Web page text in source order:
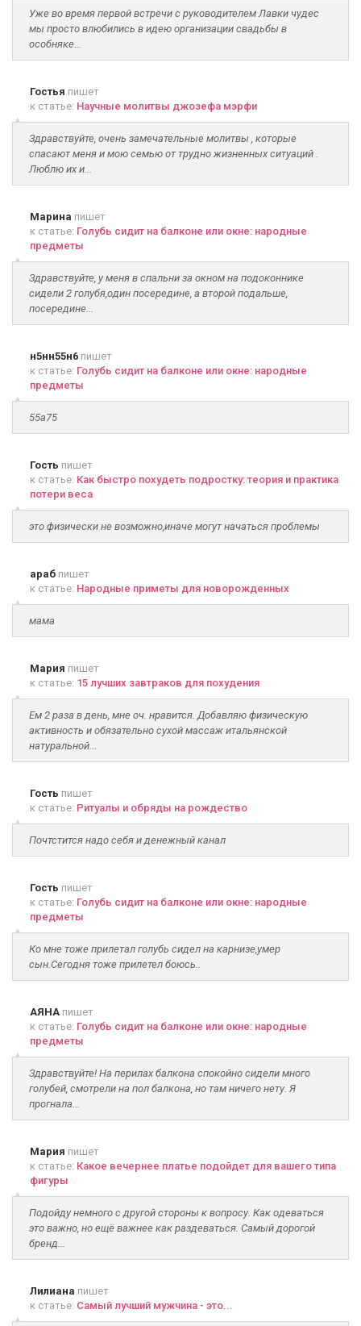
Уже во время первой встречи с руководителем Лавки чудес
мы просто влюбились в идею организации свадьбы в
особняке...
Гостья пишет
к статье: Научные молитвы джозефа мэрфи
Здравствуйте, очень замечательные молитвы , которые
спасают меня и мою семью от трудно жизненных ситуаций .
Люблю их и...
Марина пишет
к статье: Голубь сидит на балконе или окне: народные
предметы
Здравствуйте, у меня в спальни за окном на подоконнике
сидели 2 голубя,один посередине, а второй подальше,
посередине...
н5нн55н6 пишет
к статье: Голубь сидит на балконе или окне: народные
предметы
55а75
Гость пишет
к статье: Как быстро похудеть подростку: теория и практика
потери веса
это физически не возможно,иначе могут начаться проблемы
араб пишет
к статье: Народные приметы для новорожденных
мама
Мария пишет
к статье: 15 лучших завтраков для похудения
Ем 2 раза в день, мне оч. нравится. Добавляю физическую
активность и обязательно сухой массаж итальянской
натуральной...
Гость пишет
к статье: Ритуалы и обряды на рождество
Почтстится надо себя и денежный канал
Гость пишет
к статье: Голубь сидит на балконе или окне: народные
предметы
Ко мне тоже прилетал голубь сидел на карнизе,умер
сын.Сегодня тоже прилетел боюсь..
АЯНА пишет
к статье: Голубь сидит на балконе или окне: народные
предметы
Здравствуйте! На перилах балкона спокойно сидели много
голубей, смотрели на пол балкона, но там ничего нету. Я
прогнала...
Мария пишет
к статье: Какое вечернее платье подойдет для вашего типа
фигуры
Подойду немного с другой стороны к вопросу. Как одеваться
это важно, но ещё важнее как раздеваться. Самый дорогой
бренд...
Лилиана пишет
к статье: Самый лучший мужчина - это...